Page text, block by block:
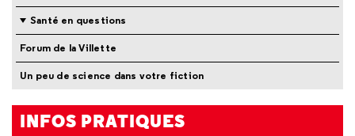
Santé en questions
Forum de la Villette
Un peu de science dans votre fiction
INFOS PRATIQUES